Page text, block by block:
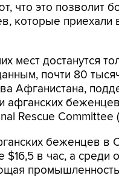
что это позволит
которые приехали
мест достанутся
почти 80
Афганистана,
афганских
Rescue
беженцев в
$16,5 в час, а